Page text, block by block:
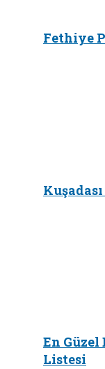
Fethiye
En Güzel
Listesi